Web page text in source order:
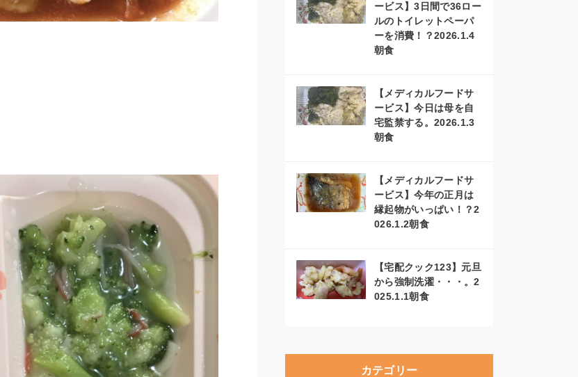
ービス】3日間で36ロー
ルのトイレットペーパ
ーを消費！？2026.1.4
朝食
【メディカルフードサ
ービス】今日は母を自
宅監禁する。2026.1.3
朝食
【メディカルフードサ
ービス】今年の正月は
縁起物がいっぱい！？2
026.1.2朝食
【宅配クック123】元旦
から強制洗濯・・・。2
025.1.1朝食
カテゴリー